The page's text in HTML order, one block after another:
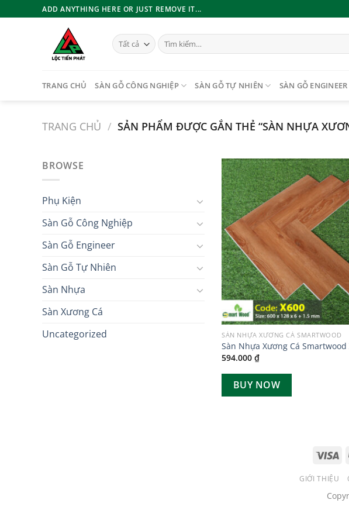
qua
ADD ANYTHING HERE OR JUST REMOVE IT...
Tìm
kiếm:
TRANG CHỦ SÀN GỖ CÔNG NGHIỆP SÀN GỖ TỰ NHIÊN SÀN GỖ ENGINEER
TRANG CHỦ / SẢN PHẨM ĐƯỢC GẮN THẺ “SÀN NHỰA
BROWSE
Phụ Kiện
Sàn Gỗ Công Nghiệp
Sàn Gỗ Engineer
Sàn Gỗ Tự Nhiên
Sàn Nhựa
Sàn Xương Cá
Uncategorized
SÀN NHỰA XƯƠNG CÁ SMARTWOOD
Sàn Nhựa Xương Cá Smartwood
594.000₫
BUY NOW
GIỚI THIỆU